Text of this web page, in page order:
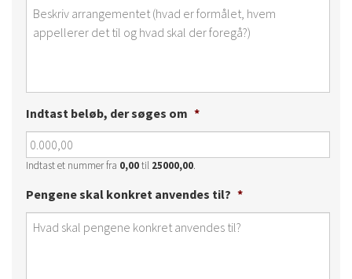
Indtast beløb, der søges om *
Indtast et nummer fra 0,00til 25000,00.
Pengene skal konkret anvendes til? *